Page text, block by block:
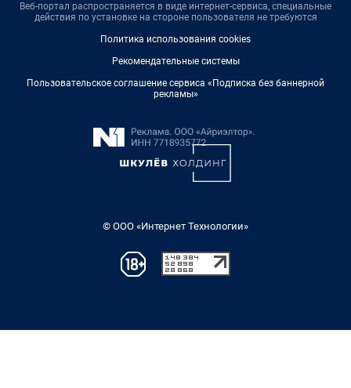
Веб-портал распространяется в виде интернет-сервиса, специальные
действия по установке на стороне пользователя не требуются
Политика использования cookies
Рекомендательные системы
Пользовательское соглашение сервиса «Подписка без баннерной
рекламы»
© ООО «Интернет Технологии»